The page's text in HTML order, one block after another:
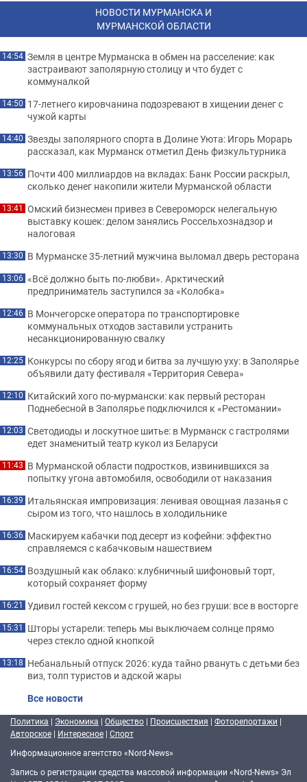
НОВОСТИ МУРМАНСКА И
МУРМАНСКОЙ ОБЛАСТИ
14:54 Земля в центре Мурманска в обмен на расселение: как
застраивают заполярную столицу и что будет с
коммуналкой
14:50 17-летнего кировчанина подозревают в хищении денег с
чужой карты
14:40 Звезды заполярного спорта в Долине Уюта: Игорь Морарь
рассказал, как Мурманск отметил День физкультурника
13:56 Почти 400 миллиардов на вкладах: Банк России раскрыл,
сколько денег накопили жители Мурманской области
13:41 Омский бизнесмен привез в Североморск нелегальную
выставку кошек: делом занялись Россельхознадзор и
налоговая
13:30 В Мурманске 35-летний мужчина выломал дверь ресторана
13:06 «Всё должно быть по-любви». Арктический
предприниматель заступился за «Колобка»
12:46 В Мончегорске оператора по транспортировке
коммунальных отходов заставили устранить
несанкционированную свалку
12:25 Конкурсы по сбору ягод и битва за лучшую уху: в Заполярье
объявили дату фестиваля «Территория Севера»
12:10 Китайский хого по-мурмански: как первый ресторан
Поднебесной в Заполярье подключился к «Рестомании»
12:03 Светодиоды и лоскутное шитье: в Мурманск с гастролями
едет знаменитый театр кукол из Беларуси
11:43 В Мурманской области подростков, извинившихся за
попытку угона автомобиля, освободили от наказания
16:39 Итальянская импровизация: ленивая овощная лазанья с
сыром из того, что нашлось в холодильнике
16:36 Маскируем кабачки под десерт из кофейни: эффектно
справляемся с кабачковым нашествием
16:54 Воздушный как облако: клубничный шифоновый торт,
который сохраняет форму
16:21 Удивил гостей кексом с грушей, но без груши: все в восторге
15:31 Шторы устарели: теперь мы выключаем солнце прямо
через стекло одной кнопкой
13:18 Небанальный отпуск 2026: куда тайно рвануть с детьми без
виз, толп туристов и адской жары
Все новости
Политика | Экономика | Общество | Происшествия | Фоторепортажи |
Авторское | Интересное | Спорт
Информационное агентство «Nord-News»
Запись о регистрации средства массовой информации «Nord-News» Эл